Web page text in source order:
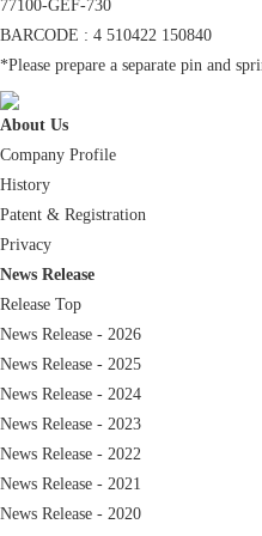
A6パッド重要なお知らせ
可能な社会の実現に取り
77100-GEF-730
BARCODE : 4 510422 150840
*Please prepare a separate pin and
About Us
Company Profile
History
Patent & Registration
Privacy
News Release
Release Top
News Release - 2026
News Release - 2025
News Release - 2024
News Release - 2023
News Release - 2022
News Release - 2021
News Release - 2020